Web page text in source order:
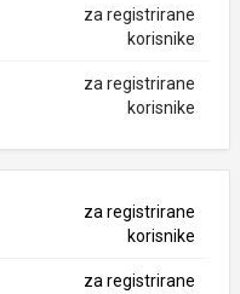
za registrirane
korisnike
za registrirane
korisnike
za registrirane
korisnike
za registrirane